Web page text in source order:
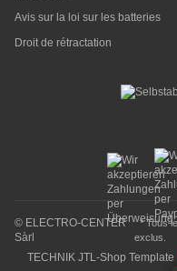
Avis sur la loi sur les batteries
Droit de rétractation
© ELECTRO-CENTER
Sàrl
* Tous
exclus.
TECHNIK JTL-Shop Template